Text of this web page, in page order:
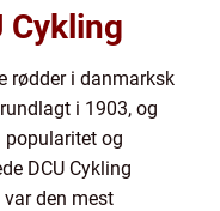
Cykling
rødder i danmarksk
i 1903, og
popularitet og
DCU Cykling
den mest